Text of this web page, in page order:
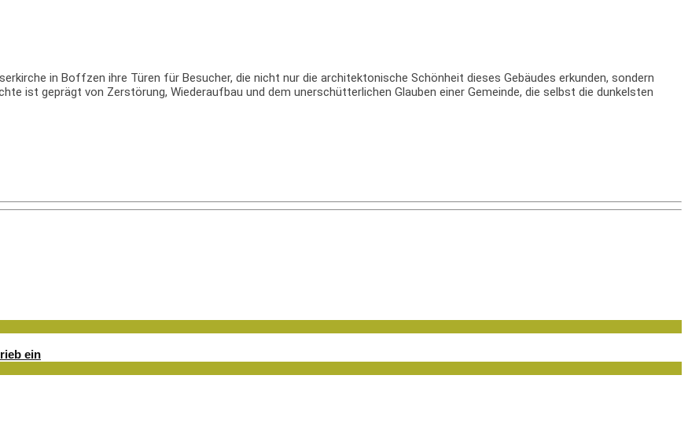
in Boffzen ihre Türen für Besucher, die nicht nur die architektonische Schönheit dieses Gebäudes erkunden, sondern
ist geprägt von Zerstörung, Wiederaufbau und dem unerschütterlichen Glauben einer Gemeinde, die selbst die dunkelsten
ein